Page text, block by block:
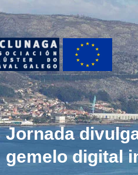
Jornada
gemelo digital